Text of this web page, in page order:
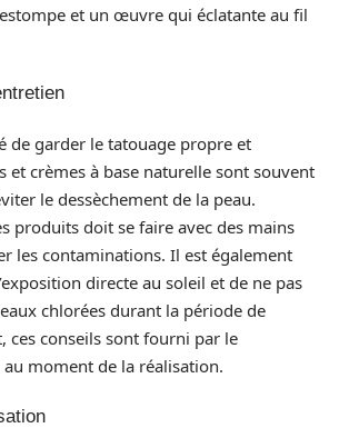
et un œuvre qui éclatante au fil
de garder le tatouage propre et
et crèmes à base naturelle sont souvent
le dessèchement de la peau.
produits doit se faire avec des mains
les contaminations. Il est également
directe au soleil et de ne pas
chlorées durant la période de
ces conseils sont fourni par le
au moment de la réalisation.